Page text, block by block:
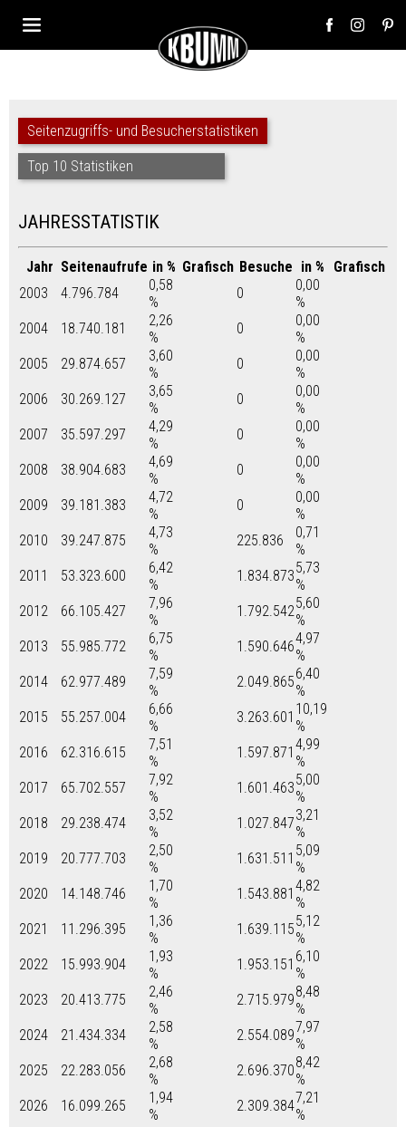
Seitenzugriffs- und Besucherstatistiken
Top 10 Statistiken
JAHRESSTATISTIK
Jahr Seitenaufrufe in % Grafisch Besuche in %
Grafisch
2003
4.796.784
0,58
%
0
0,00
%
2004
18.740.181
2,26
%
0
0,00
%
2005
29.874.657
3,60
%
0
0,00
%
2006
30.269.127
3,65
%
0
0,00
%
2007
35.597.297
4,29
%
0
0,00
%
2008
38.904.683
4,69
%
0
0,00
%
2009
39.181.383
4,72
%
0
0,00
%
2010
39.247.875
4,73
%
225.836
0,71
%
2011
53.323.600
6,42
%
1.834.8735,73
%
2012
66.105.427
7,96
%
1.792.5425,60
%
2013
55.985.772
6,75
%
1.590.6464,97
%
2014
62.977.489
7,59
%
2.049.8656,40
%
2015
55.257.004
6,66
%
3.263.601 10,19
%
2016
62.316.615
7,51
%
1.597.871 4,99
%
2017
65.702.557
7,92
%
1.601.4635,00
%
2018
29.238.474
3,52
%
1.027.8473,21
%
2019
20.777.703
2,50
%
1.631.511 5,09
%
2020
14.148.746
1,70
%
1.543.881 4,82
%
2021
11.296.395
1,36
%
1.639.1155,12
%
2022
15.993.904
1,93
%
1.953.151 6,10
%
2023
20.413.775
2,46
%
2.715.9798,48
%
2024
21.434.334
2,58
%
2.554.0897,97
%
2025
22.283.056
2,68
%
2.696.3708,42
%
2026
16.099.265
1,94
%
2.309.3847,21
%